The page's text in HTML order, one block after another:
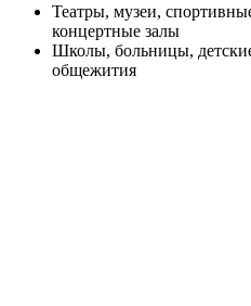
Театры, музеи,
концертные залы
Школы, больницы,
общежития